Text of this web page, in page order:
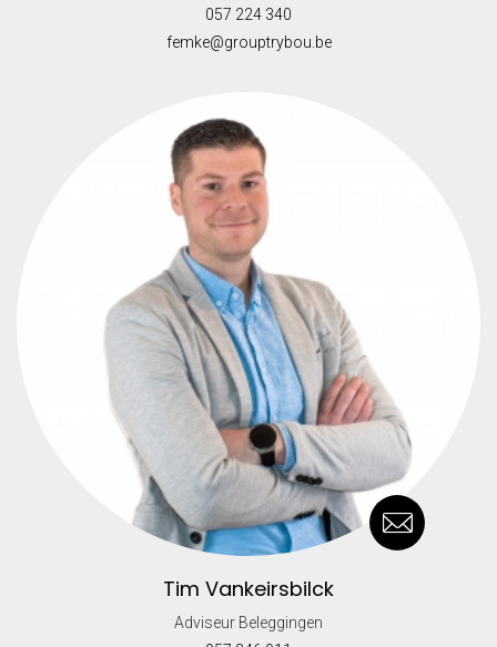
057 224 340
femke@grouptrybou.be
Tim Vankeirsbilck
Adviseur Beleggingen